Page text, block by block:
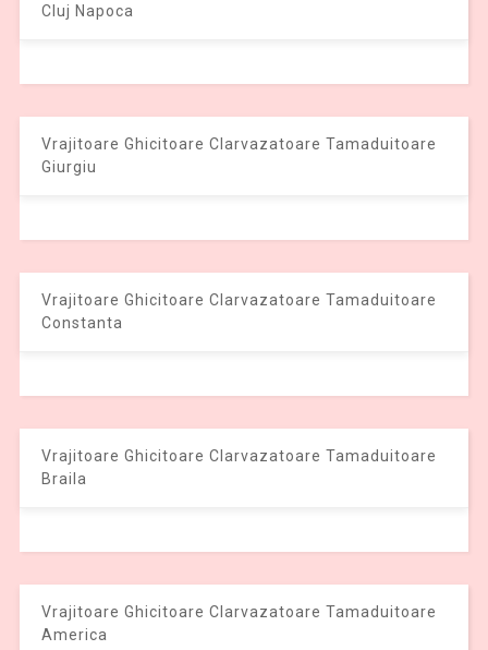
Cluj Napoca
Vrajitoare Ghicitoare Clarvazatoare Tamaduitoare
Giurgiu
Vrajitoare Ghicitoare Clarvazatoare Tamaduitoare
Constanta
Vrajitoare Ghicitoare Clarvazatoare Tamaduitoare
Braila
Vrajitoare Ghicitoare Clarvazatoare Tamaduitoare
America